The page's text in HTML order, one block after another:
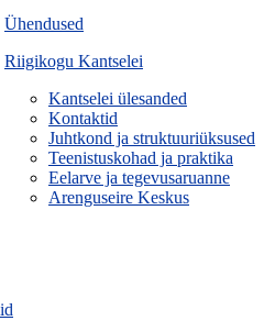
Ühendused
Riigikogu Kantselei
Kantselei ülesanded
Kontaktid
Juhtkond ja struktuuriüksused
Teenistuskohad ja praktika
Eelarve ja tegevusaruanne
Arenguseire Keskus